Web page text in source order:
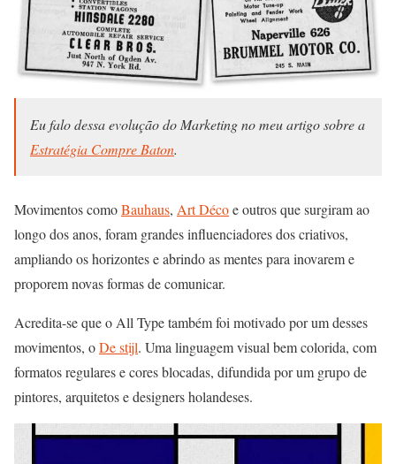
Eu falo dessa evolução do Marketing no meu artigo sobre a
Estratégia Compre Baton.
Movimentos comoBauhaus, Art Décoe outros que surgiram ao
longo dos anos, foram grandes influenciadores dos criativos,
ampliando os horizontes e abrindo as mentes para inovarem e
proporem novas formas de comunicar.
Acredita-se que o All Type também foi motivado por um desses
movimentos, oDe stijl. Uma linguagem visual bem colorida, com
formatos regulares e cores blocadas, difundida por um grupo de
pintores, arquitetos e designers holandeses.